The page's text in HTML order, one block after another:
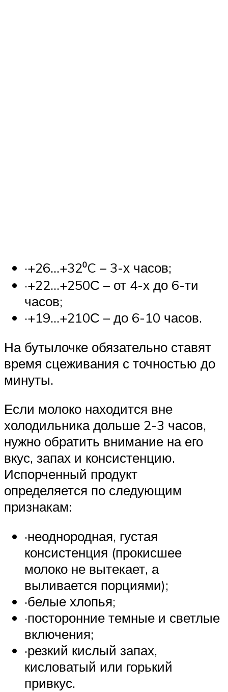
·+26…+32⁰C – 3-х часов;
·+22…+250С – от 4-х до 6-ти
часов;
·+19…+210С – до 6-10 часов.
На бутылочке обязательно ставят
время сцеживания с точностью до
минуты.
Если молоко находится вне
холодильника дольше 2-3 часов,
нужно обратить внимание на его
вкус, запах и консистенцию.
Испорченный продукт
определяется по следующим
признакам:
·неоднородная, густая
консистенция (прокисшее
молоко не вытекает, а
выливается порциями);
·белые хлопья;
·посторонние темные и светлые
включения;
·резкий кислый запах,
кисловатый или горький
привкус.